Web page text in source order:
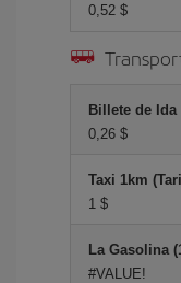
0,52 $
Billete de
0,26 $
Taxi 1km
1 $
La Gasolina
#VALUE!